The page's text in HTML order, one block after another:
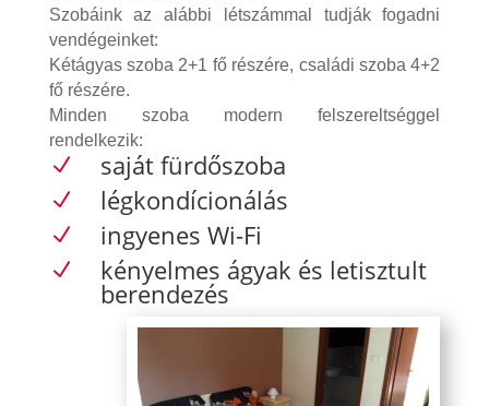
Szobáink az alábbi létszámmal tudják fogadni
vendégeinket:
Kétágyas szoba 2+1 fő részére, családi szoba 4+2
fő részére.
Minden szoba modern felszereltséggel
rendelkezik:
N saját fürdőszoba
N légkondícionálás
N ingyenes Wi-Fi
N kényelmes ágyak és letisztult
berendezés